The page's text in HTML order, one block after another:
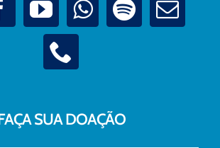
SUA DOAÇÃO